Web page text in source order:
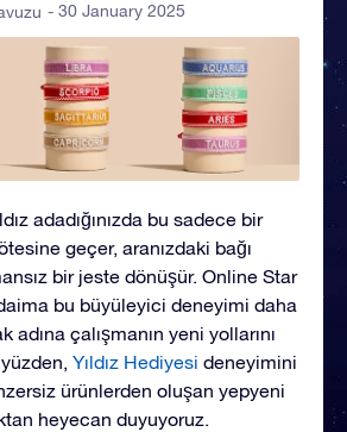
- 30 January 2025
adadığınızda bu sadece bir
geçer, aranızdaki bağı
bir jeste dönüşür. Online Star
bu büyüleyici deneyimi daha
adına çalışmanın yeni yollarını
Yıldız Hediyesi deneyimini
ürünlerden oluşan yepyeni
heyecan duyuyoruz.